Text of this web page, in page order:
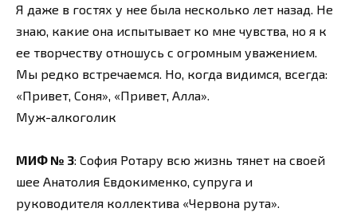
Я даже в гостях у нее была несколько лет назад. Не
знаю, какие она испытывает ко мне чувства, но я к
ее творчеству отношусь с огромным уважением.
Мы редко встречаемся. Но, когда видимся, всегда:
«Привет, Соня», «Привет, Алла».
Муж-алкоголик
МИФ № 3: София Ротару всю жизнь тянет на своей
шее Анатолия Евдокименко, супруга и
руководителя коллектива «Червона рута».